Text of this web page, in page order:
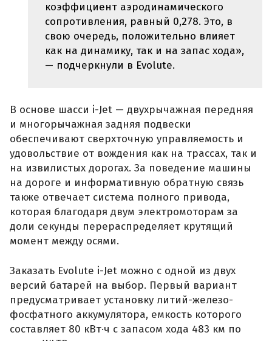
коэффициент аэродинамического
сопротивления, равный 0,278. Это, в
свою очередь, положительно влияет
как на динамику, так и на запас хода»,
— подчеркнули в Evolute.
В основе шасси i-Jet — двухрычажная передняя
и многорычажная задняя подвески
обеспечивают сверхточную управляемость и
удовольствие от вождения как на трассах, так и
на извилистых дорогах. За поведение машины
на дороге и информативную обратную связь
также отвечает система полного привода,
которая благодаря двум электромоторам за
доли секунды перераспределяет крутящий
момент между осями.
Заказать Evolute i-Jet можно с одной из двух
версий батарей на выбор. Первый вариант
предусматривает установку литий-железо-
фосфатного аккумулятора, емкость которого
составляет 80 кВт·ч с запасом хода 483 км по